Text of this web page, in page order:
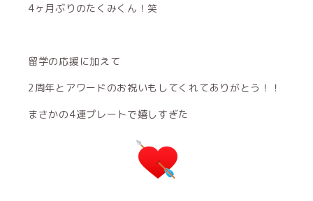
4ヶ月ぶりのたくみくん！笑
留学の応援に加えて
2周年とアワードのお祝いもしてくれてありがとう！！
まさかの4連プレートで嬉しすぎた